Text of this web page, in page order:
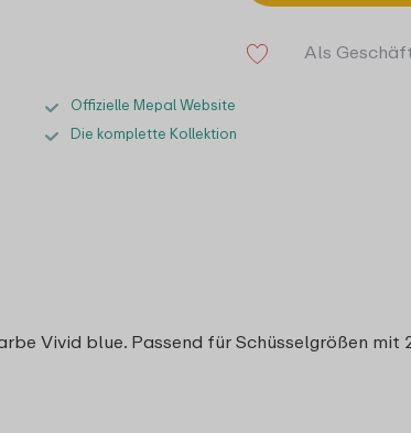
Als
Offizielle Mepal Website
Die komplette Kollektion
Vivid blue. Passend für Schüsselgrößen mit